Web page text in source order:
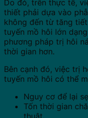
Do đó, trên thực tế,
thiết phải dựa vào
không đến từ tăng
tuyến mồ hôi lớn
phương pháp trị hôi
thời gian hơn.
Bên cạnh đó, việc trị
tuyến mồ hôi có thể
Nguy cơ để lại
Tốn thời gian
thuật.